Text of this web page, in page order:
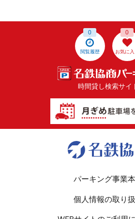
閲覧履歴
0
お気に入
0
時間貸し検索サイ
パーキング事業
個人情報の取り